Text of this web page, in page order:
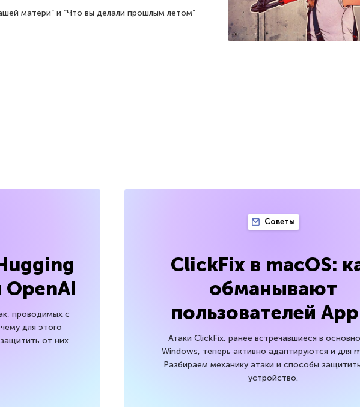
матери” и “Что вы делали прошлым летом”
проводимых с
для этого
от них
Советы
ClickFix в macOS:
обманывают
пользователей
Атаки ClickFix, ранее встречавшиеся в
Windows, теперь активно адаптируются и для
Разбираем механику атаки и способы
устройство.